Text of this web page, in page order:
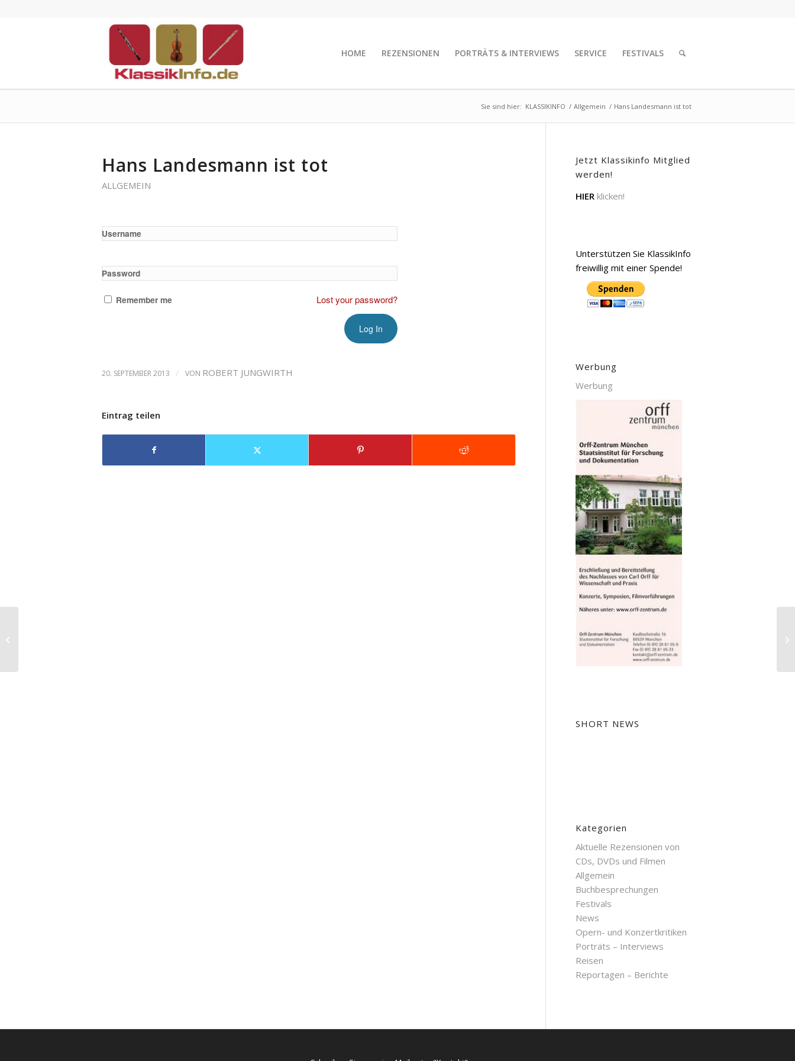
HOME REZENSIONEN PORTRÄTS & INTERVIEWS SERVICE FESTIVALS
Sie sind hier: KLASSIKINFO / Allgemein / Hans Landesmann ist tot
Hans Landesmann ist tot
ALLGEMEIN
Username
Password
Remember me Lost your password?
20. SEPTEMBER 2013 / VON ROBERT JUNGWIRTH
Eintrag teilen
Jetzt Klassikinfo Mitglied
werden!
HIER klicken!
Unterstützen Sie KlassikInfo
freiwillig mit einer Spende!
Werbung
Werbung
SHORT NEWS
Kategorien
Aktuelle Rezensionen von
CDs, DVDs und Filmen
Allgemein
Buchbesprechungen
Festivals
News
Opern- und Konzertkritiken
Porträts – Interviews
Reisen
Reportagen – Berichte